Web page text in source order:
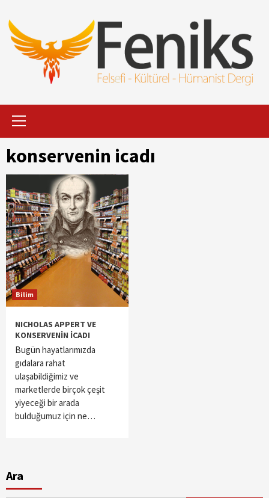
Geç
Primary
konservenin icadı
Bilim
NICHOLAS APPERT VE
KONSERVENİN İCADI
Bugün hayatlarımızda
gıdalara rahat
ulaşabildiğimiz ve
marketlerde birçok çeşit
yiyeceği bir arada
bulduğumuz için ne…
Ara